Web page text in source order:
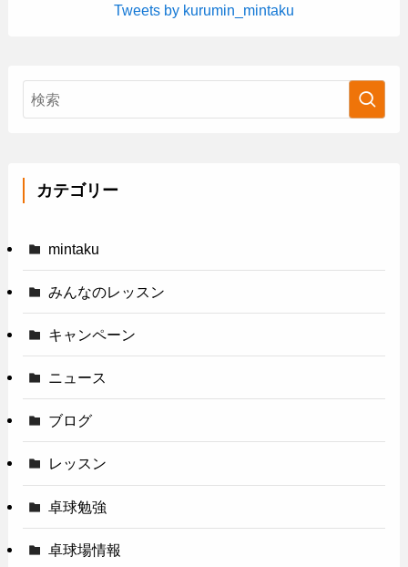
Tweets by kurumin_mintaku
カテゴリー
mintaku
みんなのレッスン
キャンペーン
ニュース
ブログ
レッスン
卓球勉強
卓球場情報